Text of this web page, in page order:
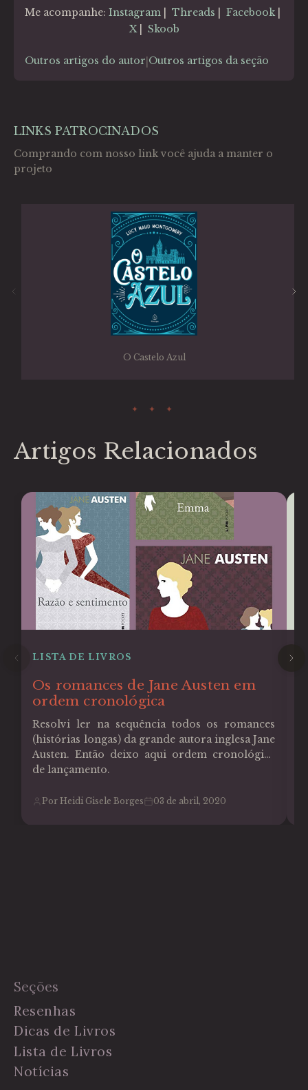
Me acompanhe: Instagram Threads Facebook|
X| Skoob
Outros artigos do autor Outros artigos da seção
LINKS PATROCINADOS
Comprando com nosso link você ajuda a manter o
projeto
O Castelo Azul
Artigos Relacionados
LISTA DE LIVROS
Os romances de Jane Austen em
ordem cronológica
Resolvi ler na sequência todos os romances
(histórias longas) da grande autora inglesa Jane
Austen. Então deixo aqui ordem cronológica
de lançamento.
Por Heidi Gisele Borges 03 de abril, 2020
Seções
Resenhas
Dicas de Livros
Lista de Livros
Notícias